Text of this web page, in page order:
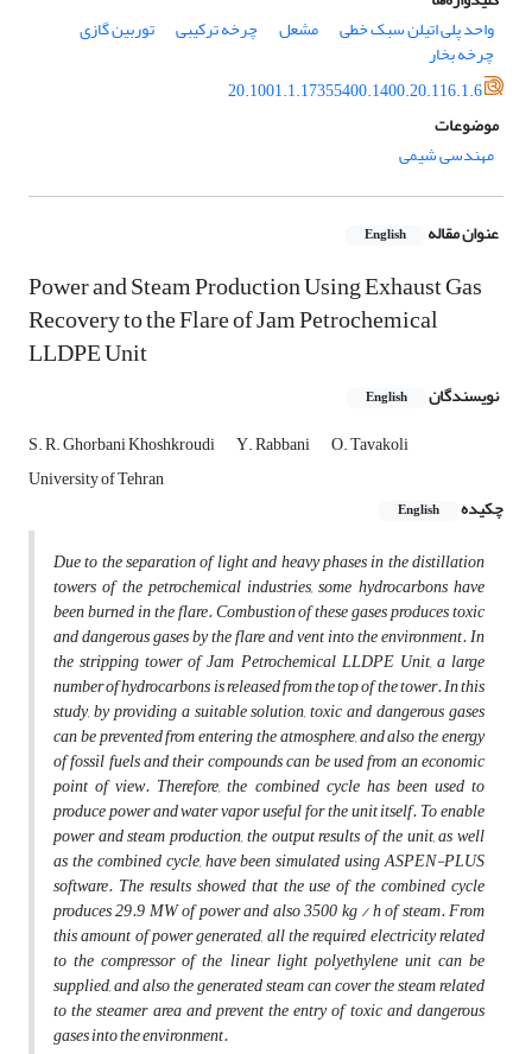
واحد پلی اتیلن سبک خطی
مشعل چرخه ترکیبی توربین گازی
چرخه بخار
20.1001.1.17355400.1400.20.116.1.6
موضوعات
مهندسی شیمی
عنوان مقاله English
Power and Steam Production Using Exhaust Gas
Recovery to the Flare of Jam Petrochemical
LLDPE Unit
نویسندگان English
S. R. Ghorbani Khoshkroudi Y. Rabbani
O. Tavakoli
University of Tehran
چکیده
English
Due to the separation of light and heavy phases in the distillation
towers of the petrochemical industries, some hydrocarbons have
been burned in the flare. Combustion of these gases produces toxic
and dangerous gases by the flare and vent into the environment. In
the stripping tower of Jam Petrochemical LLDPE Unit, a large
number of hydrocarbons is released from the top of the tower. In this
study, by providing a suitable solution, toxic and dangerous gases
can be prevented from entering the atmosphere, and also the energy
of fossil fuels and their compounds can be used from an economic
point of view. Therefore, the combined cycle has been used to
produce power and water vapor useful for the unit itself. To enable
power and steam production, the output results of the unit, as well
as the combined cycle, have been simulated using ASPEN-PLUS
software. The results showed that the use of the combined cycle
produces 29.9 MW of power and also 3500 kg / h of steam. From
this amount of power generated, all the required electricity related
to the compressor of the linear light polyethylene unit can be
supplied, and also the generated steam can cover the steam related
to the steamer area and prevent the entry of toxic and dangerous
gases into the environment.